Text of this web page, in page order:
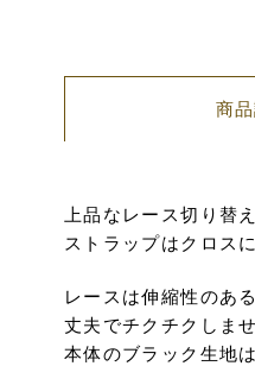
ク）
個
商
上品なレース切り替
ストラップはクロス
レースは伸縮性のあ
丈夫でチクチクしませ
本体のブラック生地